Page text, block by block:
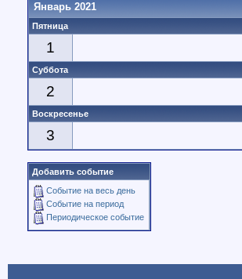
Январь 2021
Пятница
1
Суббота
2
Воскресенье
3
Добавить событие
Событие на весь день
Событие на период
Периодическое событие